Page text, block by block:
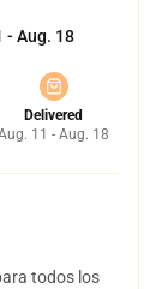
- Aug. 18
Delivered
11 - Aug. 18
todos los